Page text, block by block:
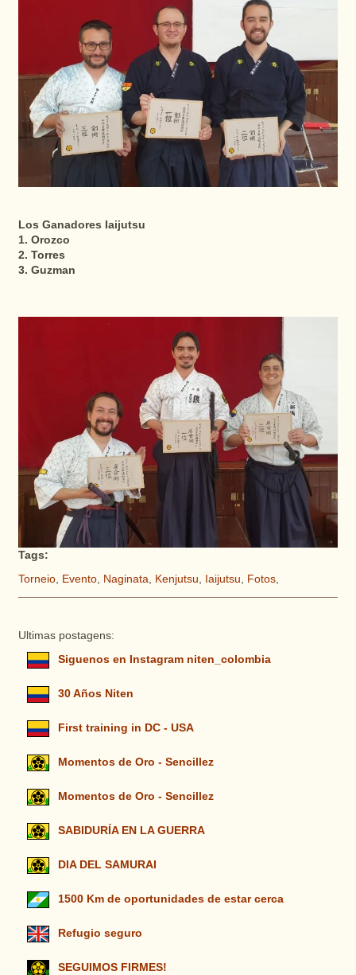
Los Ganadores Iaijutsu
1. Orozco
2. Torres
3. Guzman
Tags:
Torneio, Evento, Naginata, Kenjutsu, Iaijutsu, Fotos,
Ultimas postagens:
Siguenos en Instagram niten_colombia
30 Años Niten
First training in DC - USA
Momentos de Oro - Sencillez
Momentos de Oro - Sencillez
SABIDURÍA EN LA GUERRA
DIA DEL SAMURAI
1500 Km de oportunidades de estar cerca
Refugio seguro
SEGUIMOS FIRMES!